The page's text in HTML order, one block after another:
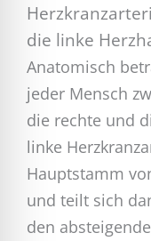
die linke
Anatomisch
jeder Mensch
die rechte und
linke
Hauptstamm
und teilt sich
den